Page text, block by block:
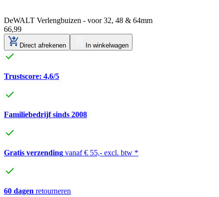
DeWALT Verlengbuizen - voor 32, 48 & 64mm
66,99
Direct afrekenen In winkelwagen
Trustscore: 4,6/5
Familiebedrijf sinds 2008
Gratis verzending vanaf € 55,- excl. btw *
60 dagen retourneren